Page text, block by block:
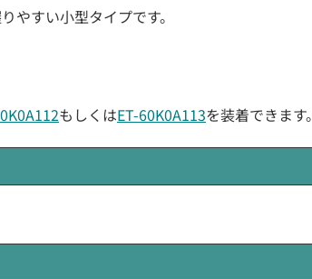
やすい小型タイプです。
もしくはET-60K0A113を装着できます。